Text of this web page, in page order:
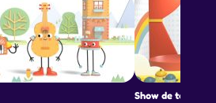
Show de talentos